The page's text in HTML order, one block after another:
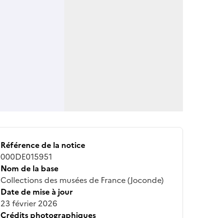
Référence de la notice
000DE015951
Nom de la base
Collections des musées de France (Joconde)
Date de mise à jour
23 février 2026
Crédits photographiques